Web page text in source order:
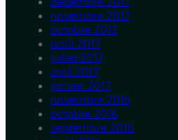
novembre 2017
octobre 2017
août 2017
juillet 2017
avril 2017
janvier 2017
novembre 2016
octobre 2016
septembre 2016